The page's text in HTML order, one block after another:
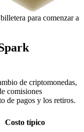
BTR
para comenzar a
de criptomonedas,
comisiones
de pagos y los retiros.
Costo típico